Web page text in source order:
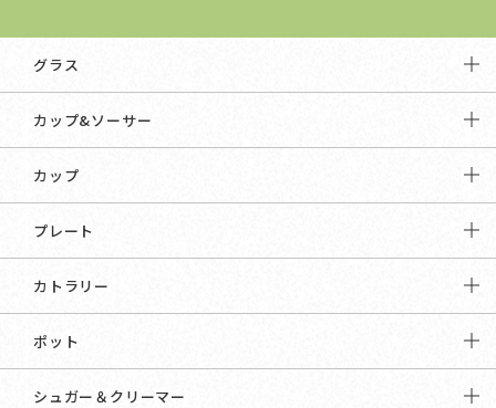
グラス
カップ&ソーサー
カップ
プレート
カトラリー
ポット
シュガー＆クリーマー